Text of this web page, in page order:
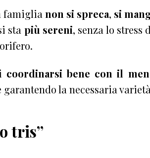
famiglia non si spreca, si
sta più sereni, senza lo stress
coordinarsi bene con il
la necessaria
tris”